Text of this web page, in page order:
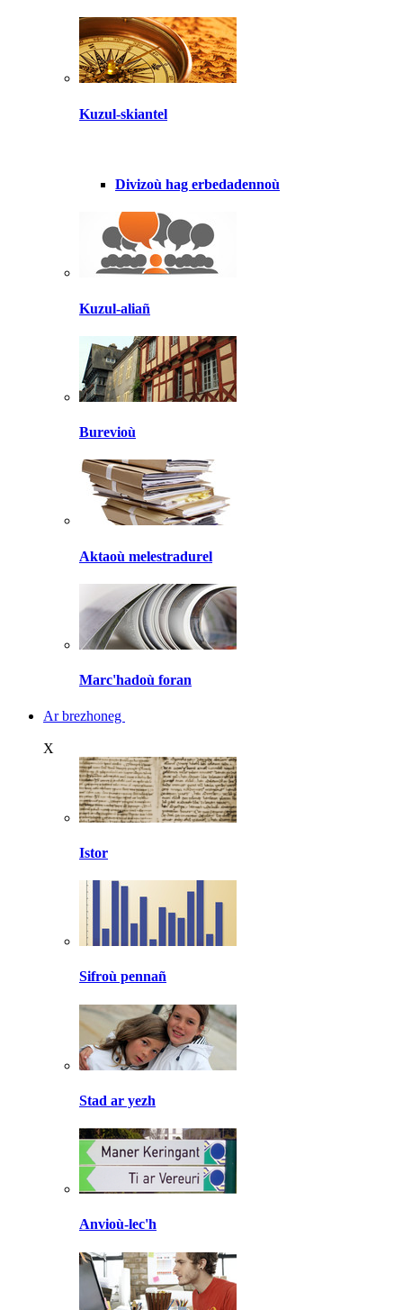
Kuzul-skiantel
Divizoù hag erbedadennoù
Kuzul-aliañ
Burevioù
Aktaoù melestradurel
Marc'hadoù foran
Ar brezhoneg
X
Istor
Sifroù pennañ
Stad ar yezh
Anvioù-lec'h